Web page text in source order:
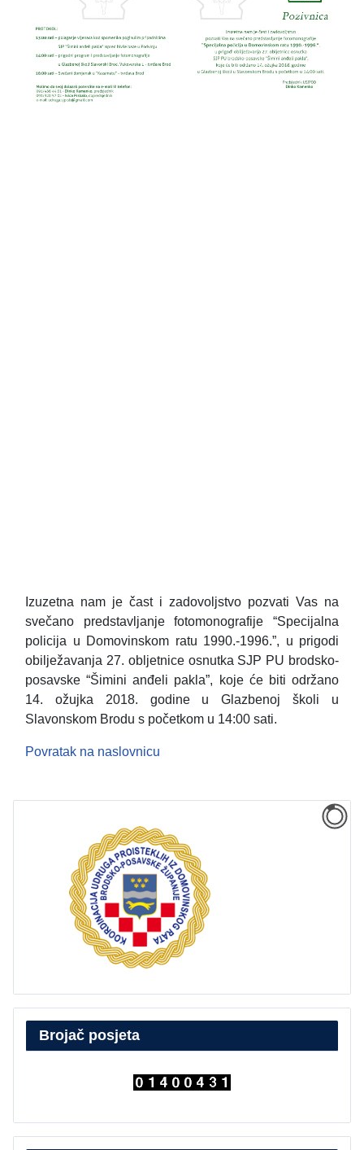
Izuzetna nam je čast i zadovoljstvo pozvati Vas na
svečano predstavljanje fotomonografije “Specijalna
policija u Domovinskom ratu 1990.-1996.”, u prigodi
obilježavanja 27. obljetnice osnutka SJP PU brodsko-
posavske “Šimini anđeli pakla”, koje će biti održano
14. ožujka 2018. godine u Glazbenoj školi u
Slavonskom Brodu s početkom u 14:00 sati.
Povratak na naslovnicu
Brojač posjeta